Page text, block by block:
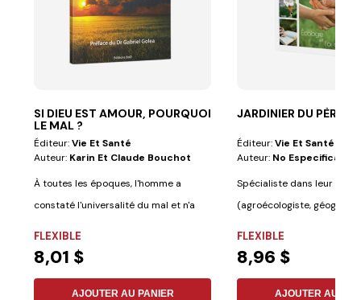
SI DIEU EST AMOUR, POURQUOI
LE MAL ?
Éditeur:Vie Et Santé
Auteur: Karin Et Claude Bouchot
À toutes les époques, l'homme a
constaté l'universalité du mal et n'a
FLEXIBLE
8,01 $
AJOUTER AU PANIER
JARDINIER DU PÈRE
Éditeur:Vie Et Santé
Auteur: No Especificado
Spécialiste dans leur
(agroécologiste,
FLEXIBLE
8,96 $
AJOUTER AU